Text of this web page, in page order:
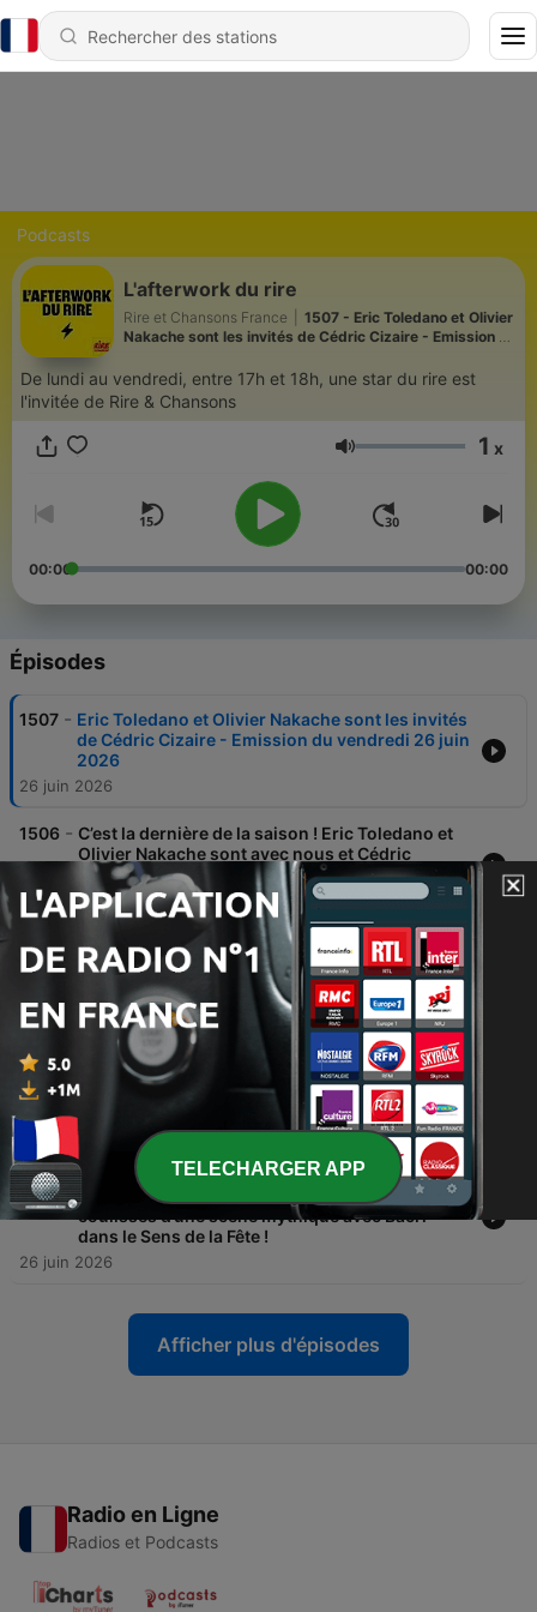
Podcasts
L'afterwork du rire
Rire et Chansons France
1507 - Eric Toledano et Olivier
Nakache sont les invités de Cédric Cizaire - Emission du
De lundi au vendredi, entre 17h et 18h, une star du rire est
l'invitée de Rire & Chansons
Volume 1 x
00:00 00:00
Épisodes
1507 - Eric Toledano et Olivier Nakache sont les invités
de Cédric Cizaire - Emission du vendredi 26 juin
2026
26 juin 2026
1506 - C’est la dernière de la saison ! Eric Toledano et
Olivier Nakache sont avec nous et Cédric
Cizaire a prévu plein de surprises !
26 juin 2026
1505
Olivier Nakache et Eric Toledano jouent à "des
amis en or", le jeu qui nous ramène en 1985
avec les objets et les chansons de l’époque !
26 juin 2026
1504 -
Les Rires à la demande avec le choix d’Olivier
Nakache qui veut écouter un sketch collector et
très rare !
26 juin 2026
1503 - "On refait les films" d’Eric Toledano et Olivier
Nakache! Leurs séquences cultes avec les
coulisses d’une scène mythique avec Bacri
dans le Sens de la Fête !
26 juin 2026
Afficher plus d'épisodes
Radio en Ligne
Radios et Podcasts
TELECHARGER APP